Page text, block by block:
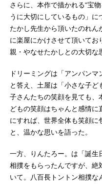
さらに、本作で描かれる“宝
うに大切にしているもの」
たかし先生から頂いたのれん
に楽屋にかけさせて頂いて
親・やなせたかしとの大切な
ドリーミングは「アンパンマ
と答え、土屋は「小さな子
子さんたちの笑顔を見ても、
どもの笑顔はちゃんと感情
にすれば、世界全体も笑顔に
と、温かな思いを語った。
一方、りんたろー。は「誕生
相撲をもらったんですが、絶
いて。八百長トントン相撲な